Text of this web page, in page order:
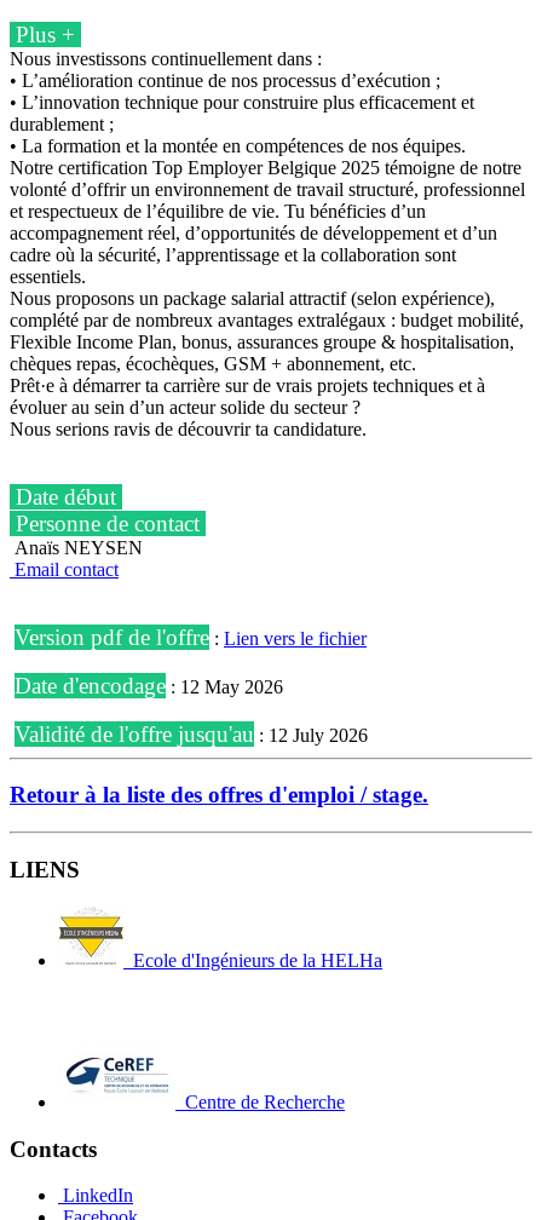
Plus +
Nous investissons continuellement dans :
• L’amélioration continue de nos processus d’exécution ;
• L’innovation technique pour construire plus efficacement et
durablement ;
• La formation et la montée en compétences de nos équipes.
Notre certification Top Employer Belgique 2025 témoigne de notre
volonté d’offrir un environnement de travail structuré, professionnel
et respectueux de l’équilibre de vie. Tu bénéficies d’un
accompagnement réel, d’opportunités de développement et d’un
cadre où la sécurité, l’apprentissage et la collaboration sont
essentiels.
Nous proposons un package salarial attractif (selon expérience),
complété par de nombreux avantages extralégaux : budget mobilité,
Flexible Income Plan, bonus, assurances groupe & hospitalisation,
chèques repas, écochèques, GSM + abonnement, etc.
Prêt·e à démarrer ta carrière sur de vrais projets techniques et à
évoluer au sein d’un acteur solide du secteur ?
Nous serions ravis de découvrir ta candidature.
Date début
Personne de contact
Anaïs NEYSEN
Email contact
Version pdf de l'offre : Lien vers le fichier
Date d'encodage : 12 May 2026
Validité de l'offre jusqu'au : 12 July 2026
Retour à la liste des offres d'emploi / stage.
LIENS
Ecole d'Ingénieurs de la HELHa
Centre de Recherche
Contacts
LinkedIn